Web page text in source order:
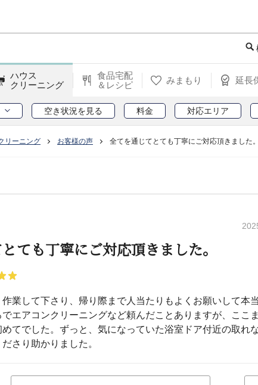
ハウス
クリーニング
食品宅配
＆レシピ
みまもり 延長
空き状況を見る 料金 対応エリア
リーニング お客様の声 全てを通じてとても丁寧にご対応頂きました。
ても丁寧にご対応頂きました。
業して下さり、帰り際まで人当たりもよくお願いして本
エアコンクリーニングなど頼んだことありますが、ここ
めてでした。ずっと、気になっていた浴室ドア付近の取れ
さり助かりました。